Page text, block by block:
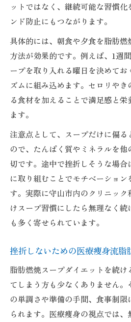
ットではなく、継続可能な習慣
ンド防止にもつながります。
具体的には、朝食や夕食を脂肪燃
方法が効果的です。例えば、1週
ープを取り入れる曜日を決めてお
ズムに組み込めます。セロリや
る食材を加えることで満足感と
ます。
注意点として、スープだけに偏る
ので、たんぱく質やミネラルを
切です。途中で挫折しそうな場
に取り組むことでモチベーション
す。実際に守山市内のクリニッ
けスープ習慣にしたら無理なく
も多く寄せられています。
挫折しないための医療痩身流脂
脂肪燃焼スープダイエットを続け
てしまう方も少なくありません
の単調さや準備の手間、食事制
られます。医療痩身の視点では、